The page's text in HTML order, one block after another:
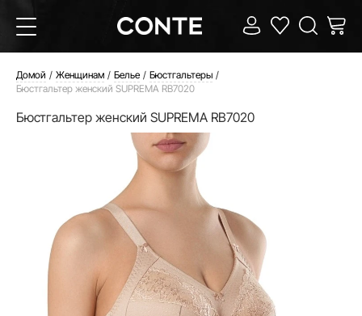
Домой Женщинам Белье
Бюстгальтеры
Бюстгальтер женский SUPREMA RB7020
Бюстгальтер женский SUPREMA RB7020